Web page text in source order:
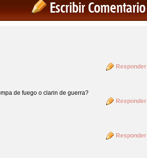
Escribir Comentario
Responder
de fuego o clarin de guerra?
Responder
Responder